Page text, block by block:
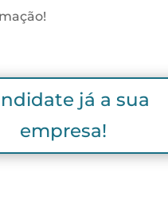
já a sua
empresa!